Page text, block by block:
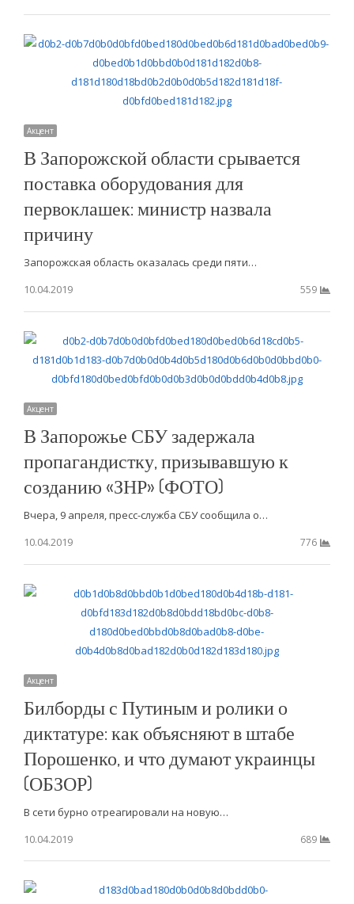
Акцент
В Запорожской области срывается
поставка оборудования для
первоклашек: министр назвала
причину
Запорожская область оказалась среди пяти…
10.04.2019
559
Акцент
В Запорожье СБУ задержала
пропагандистку, призывавшую к
созданию «ЗНР» (ФОТО)
Вчера, 9 апреля, пресс-служба СБУ сообщила о…
10.04.2019
776
Акцент
Билборды с Путиным и ролики о
диктатуре: как объясняют в штабе
Порошенко, и что думают украинцы
(ОБЗОР)
В сети бурно отреагировали на новую…
10.04.2019
689